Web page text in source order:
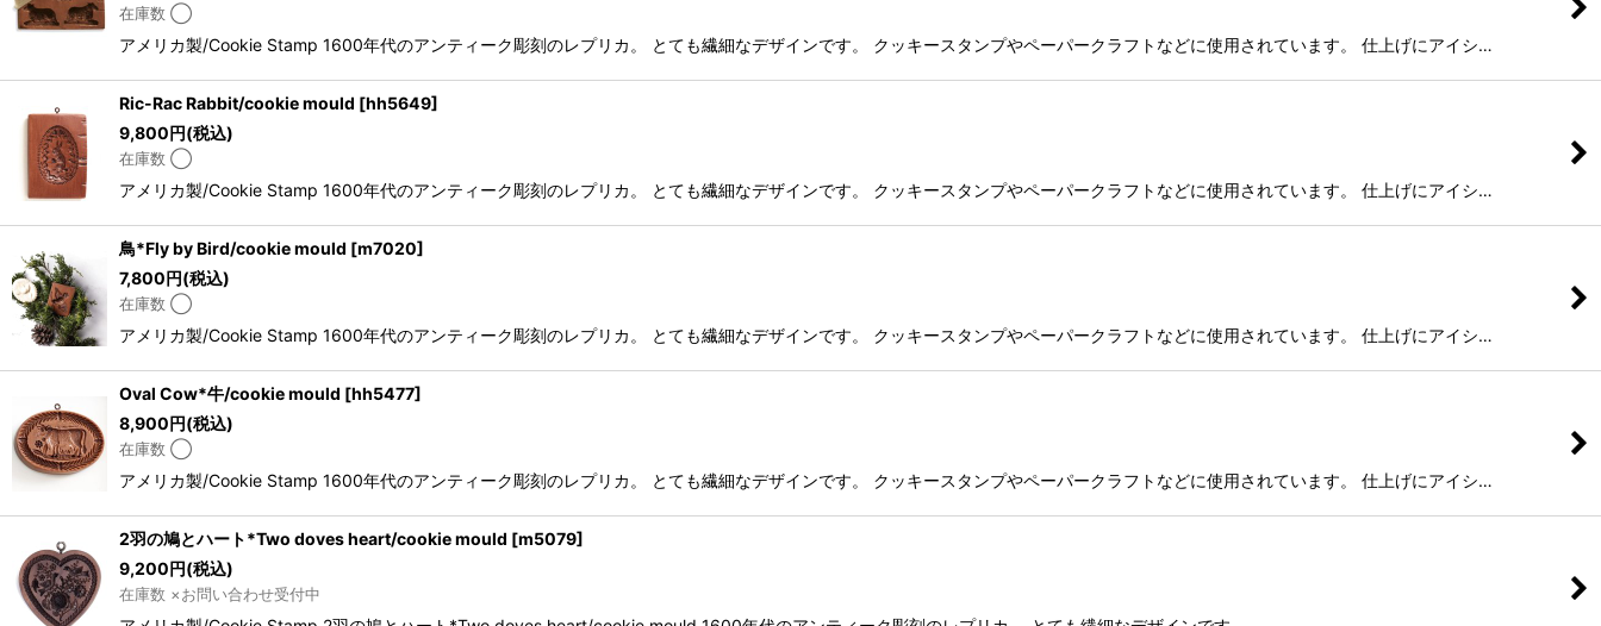
在庫数 ◯
アメリカ製/Cookie Stamp 1600年代のアンティーク彫刻のレプリカ。 とても繊細なデザインです。 クッキースタンプやペーパークラフトなどに使用されています。 仕上げにアイシ…
Ric-Rac Rabbit/cookie mould [hh5649]
9,800円(税込)
在庫数 ◯
アメリカ製/Cookie Stamp 1600年代のアンティーク彫刻のレプリカ。 とても繊細なデザインです。 クッキースタンプやペーパークラフトなどに使用されています。 仕上げにアイシ…
鳥*Fly by Bird/cookie mould [m7020]
7,800円(税込)
在庫数 ◯
アメリカ製/Cookie Stamp 1600年代のアンティーク彫刻のレプリカ。 とても繊細なデザインです。 クッキースタンプやペーパークラフトなどに使用されています。 仕上げにアイシ…
Oval Cow*牛/cookie mould [hh5477]
8,900円(税込)
在庫数 ◯
アメリカ製/Cookie Stamp 1600年代のアンティーク彫刻のレプリカ。 とても繊細なデザインです。 クッキースタンプやペーパークラフトなどに使用されています。 仕上げにアイシ…
2羽の鳩とハート*Two doves heart/cookie mould [m5079]
9,200円(税込)
在庫数 ×お問い合わせ受付中